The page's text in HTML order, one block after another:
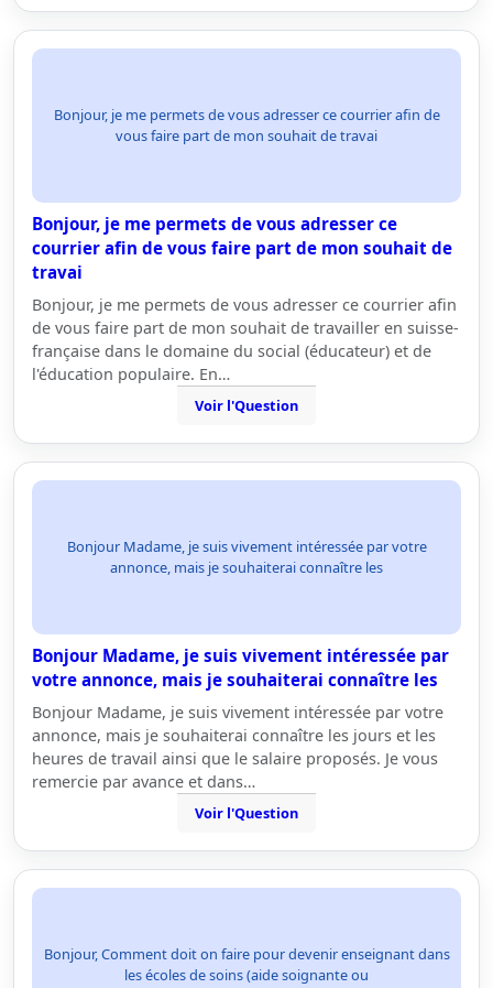
Bonjour, je me permets de vous adresser ce courrier afin de
vous faire part de mon souhait de travai
Bonjour, je me permets de vous adresser ce
courrier afin de vous faire part de mon souhait de
travai
Bonjour, je me permets de vous adresser ce courrier afin
de vous faire part de mon souhait de travailler en suisse-
française dans le domaine du social (éducateur) et de
l'éducation populaire. En…
Voir l'Question
Bonjour Madame, je suis vivement intéressée par votre
annonce, mais je souhaiterai connaître les
Bonjour Madame, je suis vivement intéressée par
votre annonce, mais je souhaiterai connaître les
Bonjour Madame, je suis vivement intéressée par votre
annonce, mais je souhaiterai connaître les jours et les
heures de travail ainsi que le salaire proposés. Je vous
remercie par avance et dans…
Voir l'Question
Bonjour, Comment doit on faire pour devenir enseignant dans
les écoles de soins (aide soignante ou